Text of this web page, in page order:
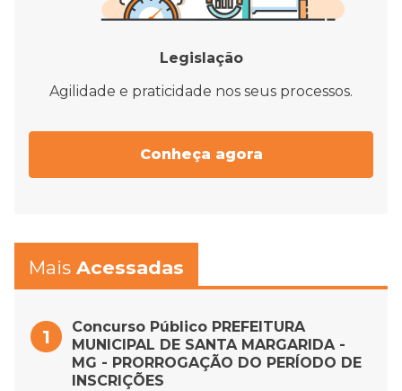
Legislação
Agilidade e praticidade nos seus processos.
Conheça agora
Mais Acessadas
Concurso Público PREFEITURA
MUNICIPAL DE SANTA MARGARIDA -
MG - PRORROGAÇÃO DO PERÍODO DE
INSCRIÇÕES